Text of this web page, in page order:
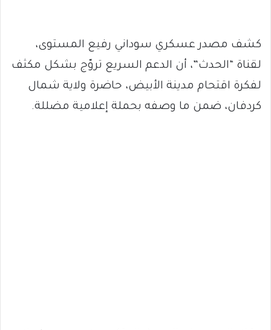
كشف مصدر عسكري سوداني رفيع المستوى،
لقناة “الحدث”، أن الدعم السريع تروّج بشكل مكثف
لفكرة اقتحام مدينة الأبيض، حاضرة ولاية شمال
كردفان، ضمن ما وصفه بحملة إعلامية مضللة.